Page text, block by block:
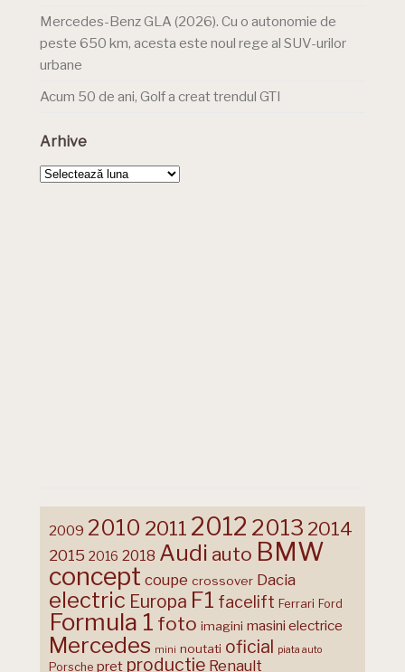
Mercedes-Benz GLA (2026). Cu o autonomie de
peste 650 km, acesta este noul rege al SUV-urilor
urbane
Acum 50 de ani, Golf a creat trendul GTI
Arhive
Arhive
2009 2010 2011 2012 2013 2014
2015 2016 2018 Audi auto BMW
concept coupe crossover Dacia
electric Europa F1 facelift Ferrari Ford
Formula 1 foto imagini masini electrice
Mercedes mini noutati oficial piata auto
Porsche pret productie Renault